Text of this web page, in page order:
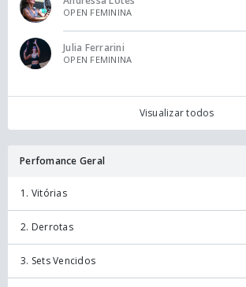
OPEN FEMININA
Julia Ferrarini
OPEN FEMININA
Visualizar todos
Perfomance Geral
1. Vitórias
2. Derrotas
3. Sets Vencidos